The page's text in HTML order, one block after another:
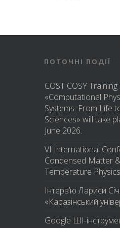
ПОТОЧНІ ПОДІЇ
COST COSY
«Computational
Systems: From Life
Sciences» will take
June 2026.
VI International
Condensed Matter
Temperature
Інтерв’ю Лариси
«Каразінський
Google ШІ-